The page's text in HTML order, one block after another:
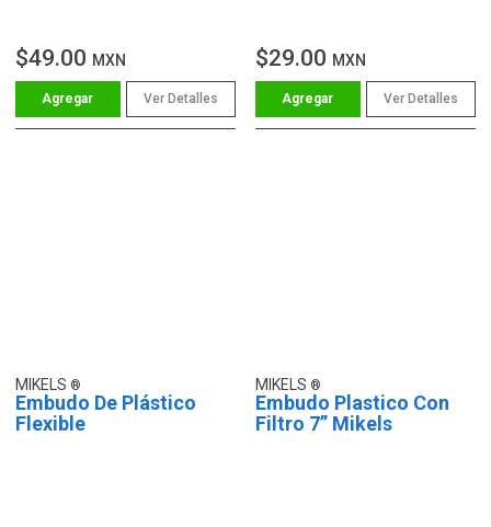
$49.00 MXN
Ver Detalles
$29.00 MXN
Ver Detalles
MIKELS
Embudo De Plástico
Flexible
MIKELS
Embudo Plastico Con
Filtro 7” Mikels